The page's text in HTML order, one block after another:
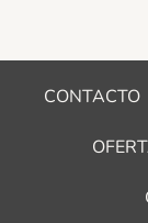
CONTACTO